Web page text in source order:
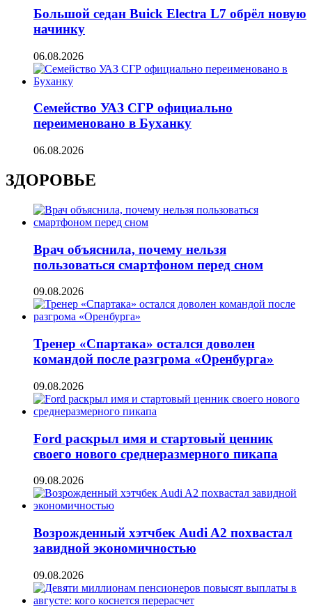
Большой седан Buick Electra L7 обрёл новую
начинку
06.08.2026
Семейство УАЗ СГР официально
переименовано в Буханку
06.08.2026
ЗДОРОВЬЕ
Врач объяснила, почему нельзя
пользоваться смартфоном перед сном
09.08.2026
Тренер «Спартака» остался доволен
командой после разгрома «Оренбурга»
09.08.2026
Ford раскрыл имя и стартовый ценник
своего нового среднеразмерного пикапа
09.08.2026
Возрожденный хэтчбек Audi A2 похвастал
завидной экономичностью
09.08.2026